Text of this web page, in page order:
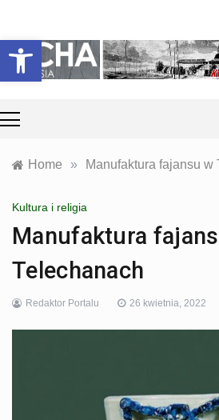
Otwórz pasek narzędzi
content
Polaków na
Polesiu.
Home » Manufaktura fajansu w
Kultura i religia
Manufaktura
Telechanach
Redaktor Portalu 26 kwietnia, 2022